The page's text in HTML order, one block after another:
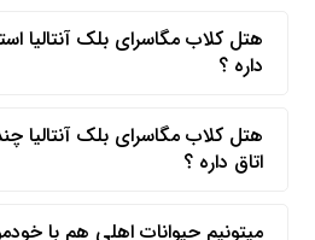
هتل کلاب مگاسرای بلک آنتالیا
داره ؟
هتل کلاب مگاسرای بلک آنتالیا
اتاق داره ؟
میتونیم حیوانات اهلی هم با